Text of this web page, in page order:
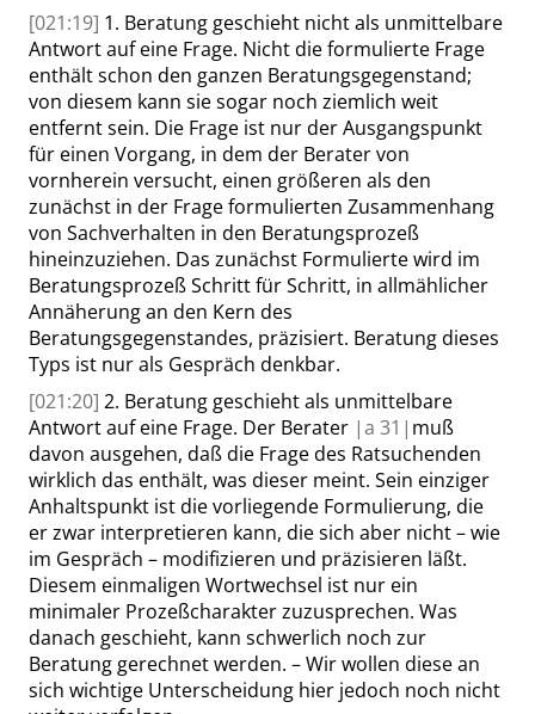
[021:19] 1. Beratung geschieht nicht als unmittelbare
Antwort auf eine Frage. Nicht die formulierte Frage
enthält schon den ganzen Beratungsgegenstand;
von diesem kann sie sogar noch ziemlich weit
entfernt sein. Die Frage ist nur der Ausgangspunkt
für einen Vorgang, in dem der Berater von
vornherein versucht, einen größeren als den
zunächst in der Frage formulierten Zusammenhang
von Sachverhalten in den Beratungsprozeß
hineinzuziehen. Das zunächst Formulierte wird im
Beratungsprozeß Schritt für Schritt, in allmählicher
Annäherung an den Kern des
Beratungsgegenstandes, präzisiert. Beratung dieses
Typs ist nur als Gespräch denkbar.
[021:20] 2. Beratung geschieht als unmittelbare
Antwort auf eine Frage. Der Berater |a 31| muß
davon ausgehen, daß die Frage des Ratsuchenden
wirklich das enthält, was dieser meint. Sein einziger
Anhaltspunkt ist die vorliegende Formulierung, die
er zwar interpretieren kann, die sich aber nicht – wie
im Gespräch – modifizieren und präzisieren läßt.
Diesem einmaligen Wortwechsel ist nur ein
minimaler Prozeßcharakter zuzusprechen. Was
danach geschieht, kann schwerlich noch zur
Beratung gerechnet werden. – Wir wollen diese an
sich wichtige Unterscheidung hier jedoch noch nicht